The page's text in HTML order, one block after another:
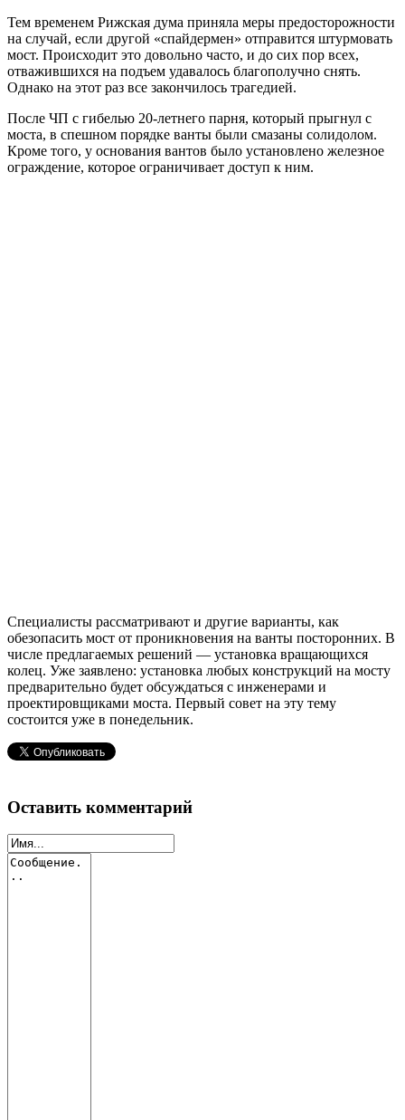
Тем временем Рижская дума приняла меры предосторожности
на случай, если другой «спайдермен» отправится штурмовать
мост. Происходит это довольно часто, и до сих пор всех,
отважившихся на подъем удавалось благополучно снять.
Однако на этот раз все закончилось трагедией.
После ЧП с гибелью 20-летнего парня, который прыгнул с
моста, в спешном порядке ванты были смазаны солидолом.
Кроме того, у основания вантов было установлено железное
ограждение, которое ограничивает доступ к ним.
Специалисты рассматривают и другие варианты, как
обезопасить мост от проникновения на ванты посторонних. В
числе предлагаемых решений — установка вращающихся
колец. Уже заявлено: установка любых конструкций на мосту
предварительно будет обсуждаться с инженерами и
проектировщиками моста. Первый совет на эту тему
состоится уже в понедельник.
Оставить комментарий